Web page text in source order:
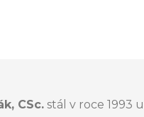
CSc. stál v roce 1993